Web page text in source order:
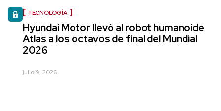
TECNOLOGÍA
Hyundai Motor llevó al robot humanoide
Atlas a los octavos de final del Mundial
2026
julio 9, 2026